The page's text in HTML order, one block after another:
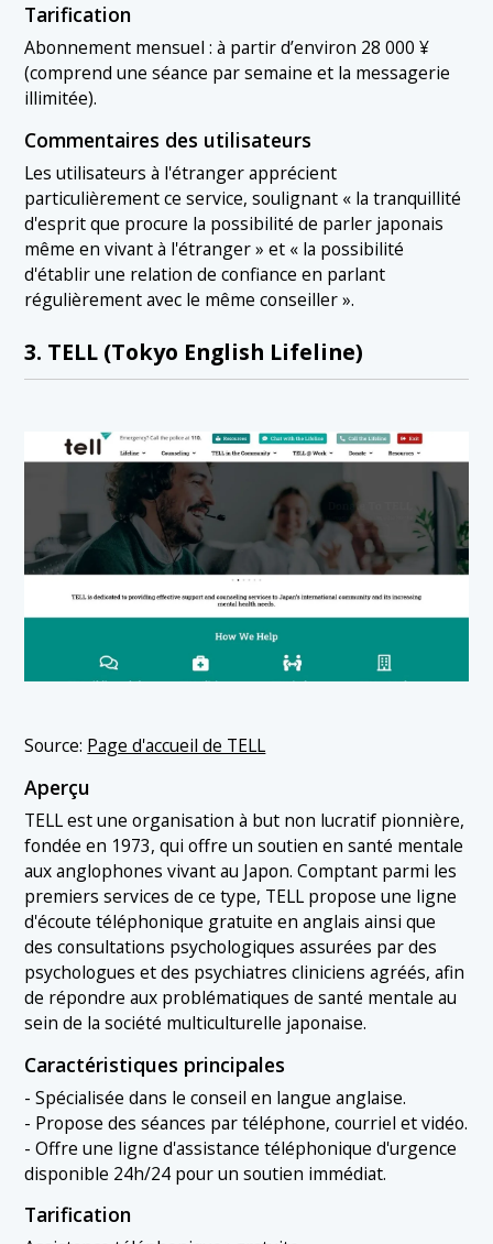
Tarification
Abonnement mensuel : à partir d’environ 28 000 ¥
(comprend une séance par semaine et la messagerie
illimitée).
Commentaires des utilisateurs
Les utilisateurs à l'étranger apprécient
particulièrement ce service, soulignant « la tranquillité
d'esprit que procure la possibilité de parler japonais
même en vivant à l'étranger » et « la possibilité
d'établir une relation de confiance en parlant
régulièrement avec le même conseiller ».
3. TELL (Tokyo English Lifeline)
Source: Page d'accueil de TELL
Aperçu
TELL est une organisation à but non lucratif pionnière,
fondée en 1973, qui offre un soutien en santé mentale
aux anglophones vivant au Japon. Comptant parmi les
premiers services de ce type, TELL propose une ligne
d'écoute téléphonique gratuite en anglais ainsi que
des consultations psychologiques assurées par des
psychologues et des psychiatres cliniciens agréés, afin
de répondre aux problématiques de santé mentale au
sein de la société multiculturelle japonaise.
Caractéristiques principales
- Spécialisée dans le conseil en langue anglaise.
- Propose des séances par téléphone, courriel et vidéo.
- Offre une ligne d'assistance téléphonique d'urgence
disponible 24h/24 pour un soutien immédiat.
Tarification